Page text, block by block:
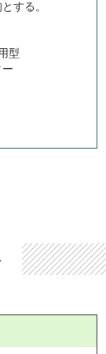
する。
型